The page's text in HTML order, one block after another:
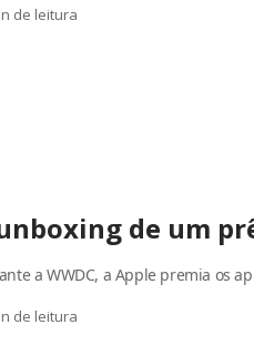
de leitura
de um
a WWDC, a Apple premia os
de leitura